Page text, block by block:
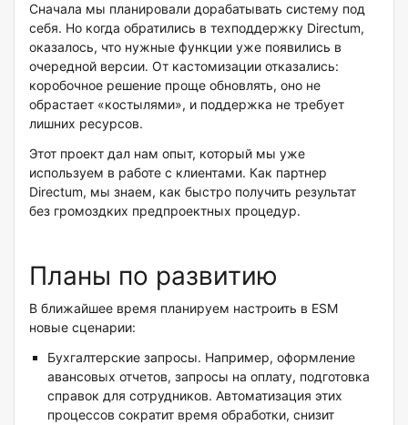
Сначала мы планировали дорабатывать систему под
себя. Но когда обратились в техподдержку Directum,
оказалось, что нужные функции уже появились в
очередной версии. От кастомизации отказались:
коробочное решение проще обновлять, оно не
обрастает «костылями», и поддержка не требует
лишних ресурсов.
Этот проект дал нам опыт, который мы уже
используем в работе с клиентами. Как партнер
Directum, мы знаем, как быстро получить результат
без громоздких предпроектных процедур.
Планы по развитию
В ближайшее время планируем настроить в ESM
новые сценарии:
Бухгалтерские запросы. Например, оформление
авансовых отчетов, запросы на оплату, подготовка
справок для сотрудников. Автоматизация этих
процессов сократит время обработки, снизит